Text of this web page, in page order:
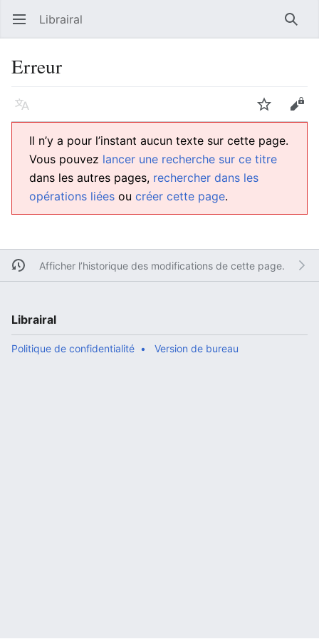
Ouvrir le menu principal Librairal
Erreur
Langue Suivre
Il n’y a pour l’instant aucun texte sur cette page.
Vous pouvez lancer une recherche sur ce titre
dans les autres pages, rechercher dans les
opérations liées ou créer cette page.
Afficher l’historique des modifications de cette page.
Librairal
Politique de confidentialité Version de bureau